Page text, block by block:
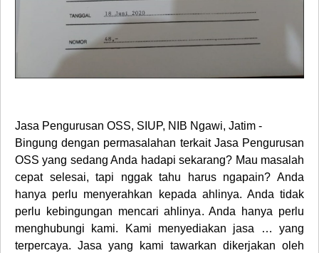
Jasa Pengurusan OSS, SIUP, NIB Ngawi, Jatim -
Bingung dengan permasalahan terkait Jasa Pengurusan
OSS yang sedang Anda hadapi sekarang? Mau masalah
cepat selesai, tapi nggak tahu harus ngapain? Anda
hanya perlu menyerahkan kepada ahlinya. Anda tidak
perlu kebingungan mencari ahlinya. Anda hanya perlu
menghubungi kami. Kami menyediakan jasa … yang
terpercaya. Jasa yang kami tawarkan dikerjakan oleh